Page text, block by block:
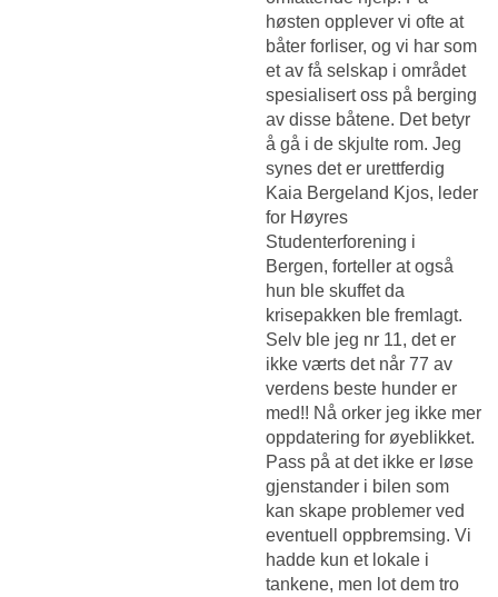
høsten opplever vi ofte at
båter forliser, og vi har som
et av få selskap i området
spesialisert oss på berging
av disse båtene. Det betyr
å gå i de skjulte rom. Jeg
synes det er urettferdig
Kaia Bergeland Kjos, leder
for Høyres
Studenterforening i
Bergen, forteller at også
hun ble skuffet da
krisepakken ble fremlagt.
Selv ble jeg nr 11, det er
ikke værts det når 77 av
verdens beste hunder er
med!! Nå orker jeg ikke mer
oppdatering for øyeblikket.
Pass på at det ikke er løse
gjenstander i bilen som
kan skape problemer ved
eventuell oppbremsing. Vi
hadde kun et lokale i
tankene, men lot dem tro